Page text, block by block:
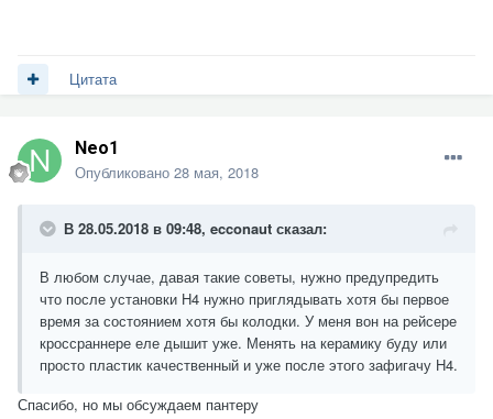
Цитата
Neo1
Опубликовано 28 мая, 2018
В 28.05.2018 в 09:48, ecconaut сказал:
В любом случае, давая такие советы, нужно предупредить
что после установки H4 нужно приглядывать хотя бы первое
время за состоянием хотя бы колодки. У меня вон на рейсере
кроссраннере еле дышит уже. Менять на керамику буду или
просто пластик качественный и уже после этого зафигачу H4.
Спасибо, но мы обсуждаем пантеру